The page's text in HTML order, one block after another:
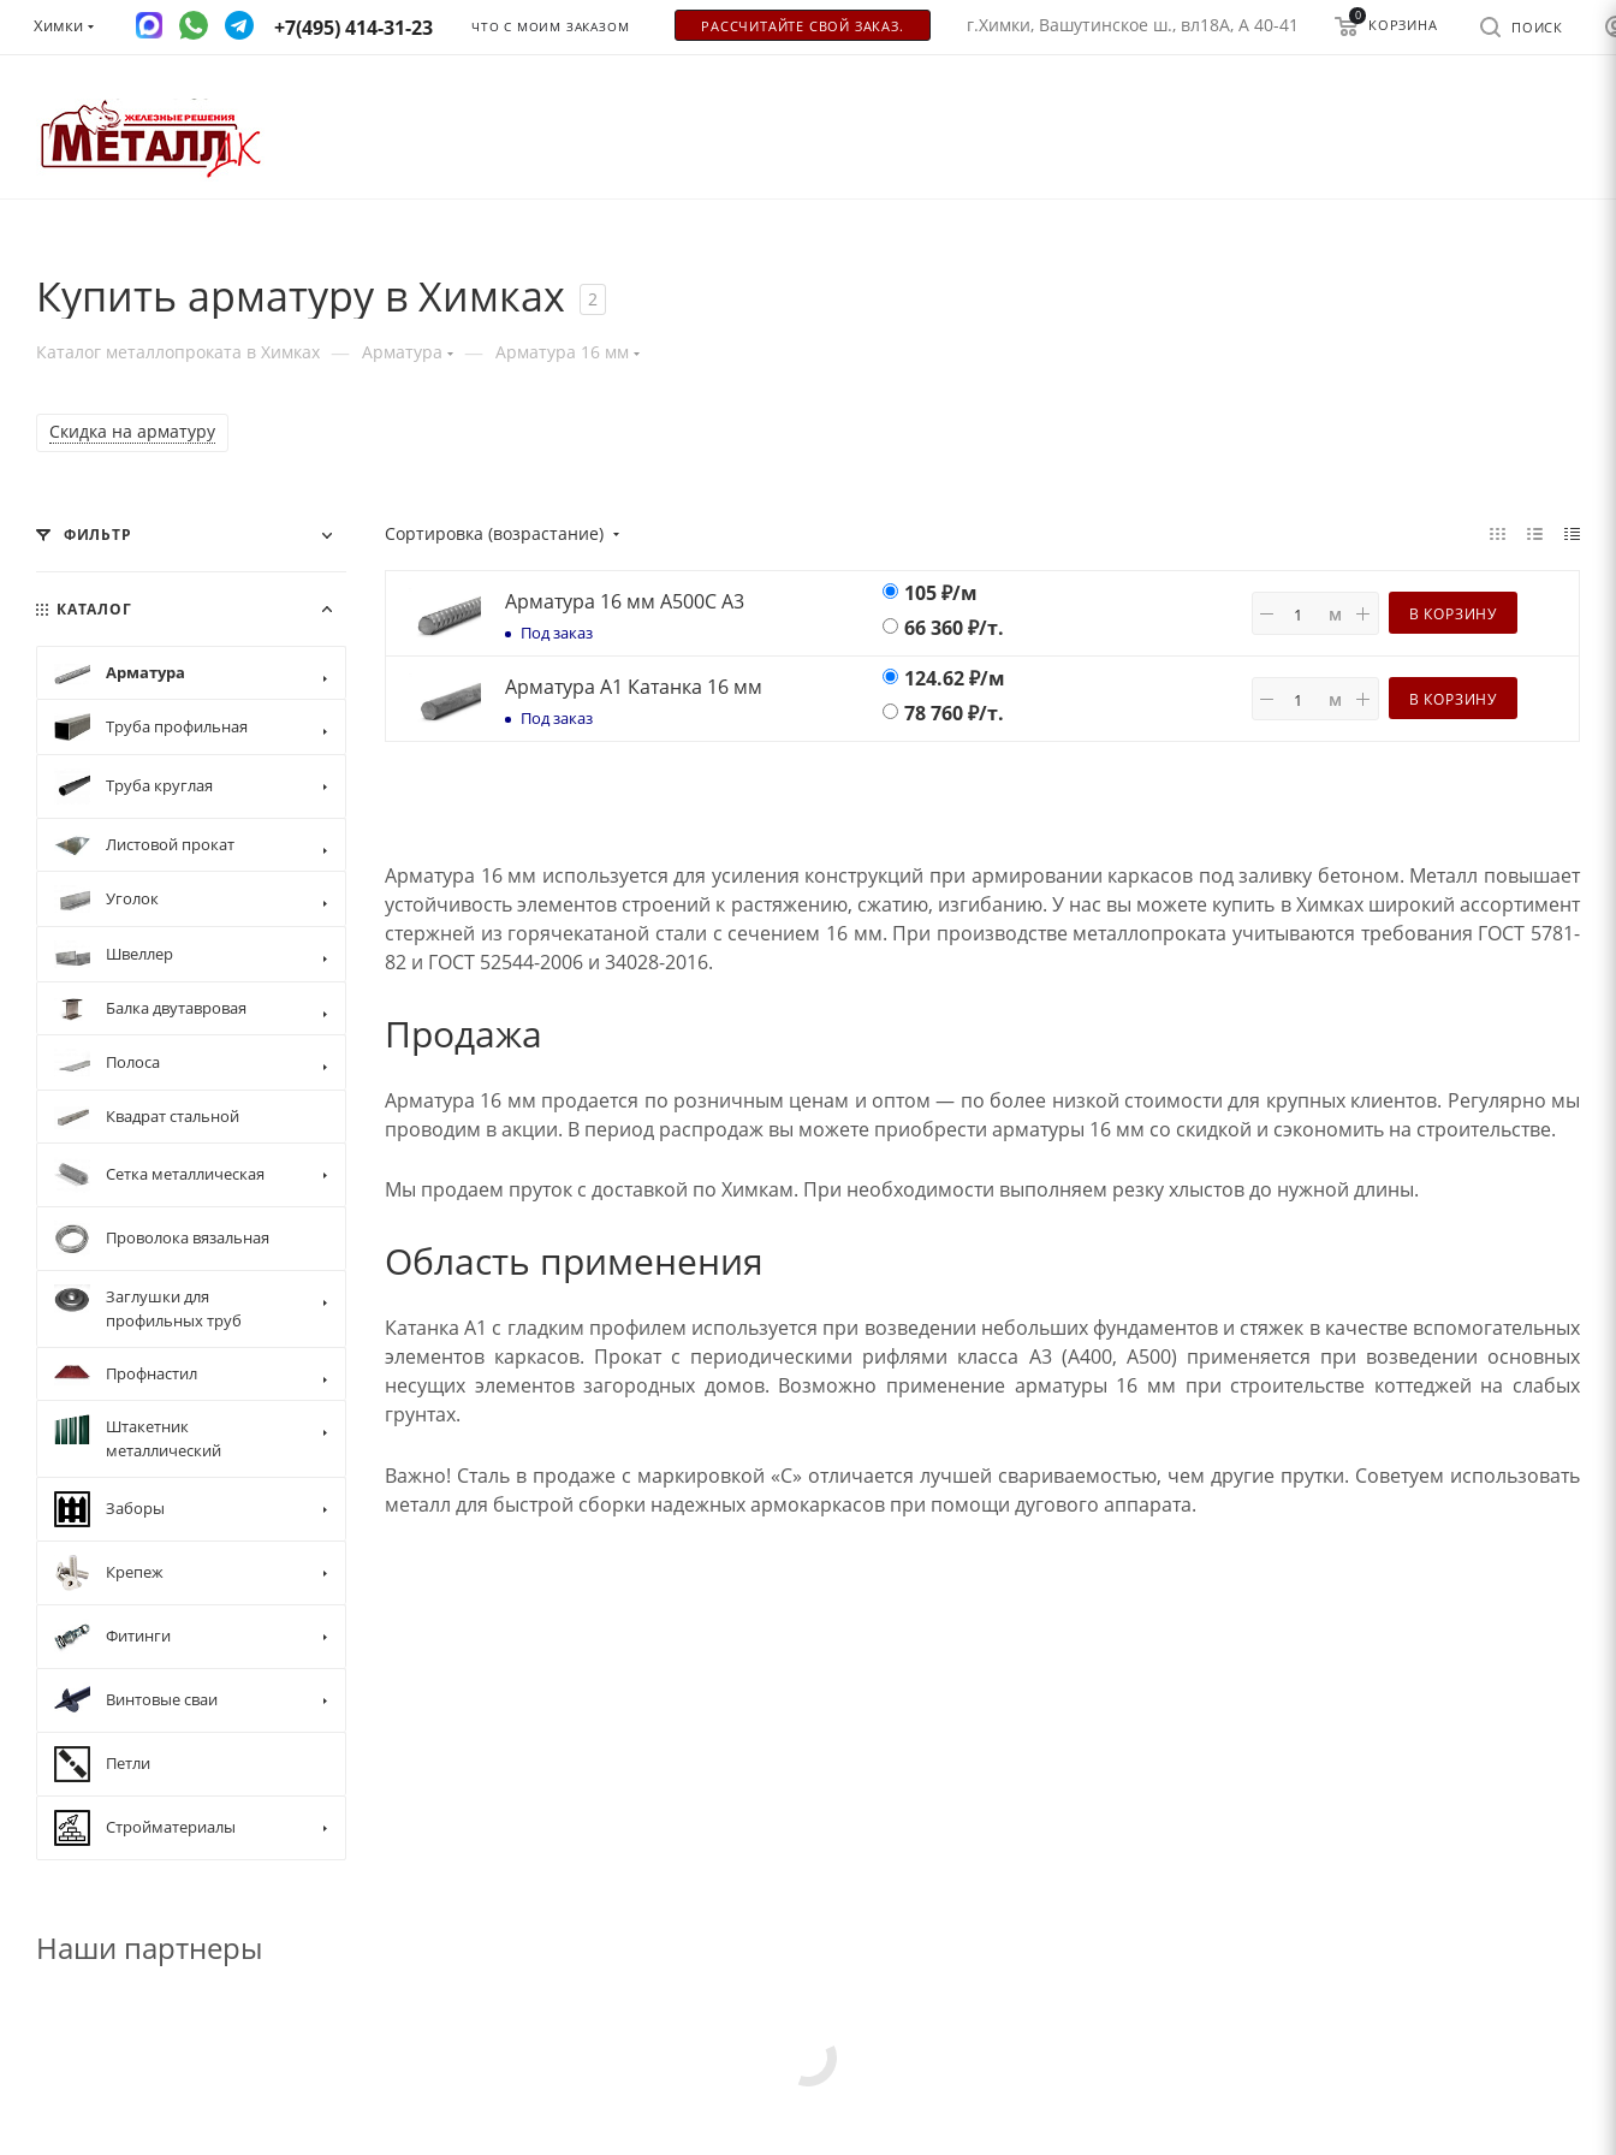
Химки +7(495) 414-31-23 ЧТО С МОИМ ЗАКАЗОМ РАСCЧИТАЙТЕ СВОЙ ЗАКАЗ. г.Химки, Вашутинское ш., вл18А, А 40-41 ПОИСК
0
КОРЗИНА
Купить арматуру в Химках 2
Каталог металлопроката в Химках — Арматура — Арматура 16 мм
Скидка на арматуру
Сортировка (возрастание)
Арматура 16 мм А500С А3
Под заказ
105₽/м
66 360₽/т.
м В КОРЗИНУ
Арматура А1 Катанка 16 мм
Под заказ
124.62₽/м
78 760₽/т.
м В КОРЗИНУ
Арматура 16 мм используется для усиления конструкций при армировании каркасов под заливку бетоном. Металл повышает
устойчивость элементов строений к растяжению, сжатию, изгибанию. У нас вы можете купить в Химках широкий ассортимент
стержней из горячекатаной стали с сечением 16 мм. При производстве металлопроката учитываются требования ГОСТ 5781-
82 и ГОСТ 52544-2006 и 34028-2016.
Продажа
Арматура 16 мм продается по розничным ценам и оптом — по более низкой стоимости для крупных клиентов. Регулярно мы
проводим в акции. В период распродаж вы можете приобрести арматуры 16 мм со скидкой и сэкономить на строительстве.
Мы продаем пруток с доставкой по Химкам. При необходимости выполняем резку хлыстов до нужной длины.
Область применения
Катанка А1 с гладким профилем используется при возведении небольших фундаментов и стяжек в качестве вспомогательных
элементов каркасов. Прокат с периодическими рифлями класса А3 (А400, А500) применяется при возведении основных
несущих элементов загородных домов. Возможно применение арматуры 16 мм при строительстве коттеджей на слабых
грунтах.
Важно! Сталь в продаже с маркировкой «С» отличается лучшей свариваемостью, чем другие прутки. Советуем использовать
металл для быстрой сборки надежных армокаркасов при помощи дугового аппарата.
ФИЛЬТР
КАТАЛОГ
Арматура
Труба профильная
Труба круглая
Листовой прокат
Уголок
Швеллер
Балка двутавровая
Полоса
Квадрат стальной
Сетка металлическая
Проволока вязальная
Заглушки для
профильных труб
Профнастил
Штакетник
металлический
Заборы
Крепеж
Фитинги
Винтовые сваи
Петли
Стройматериалы
Наши партнеры